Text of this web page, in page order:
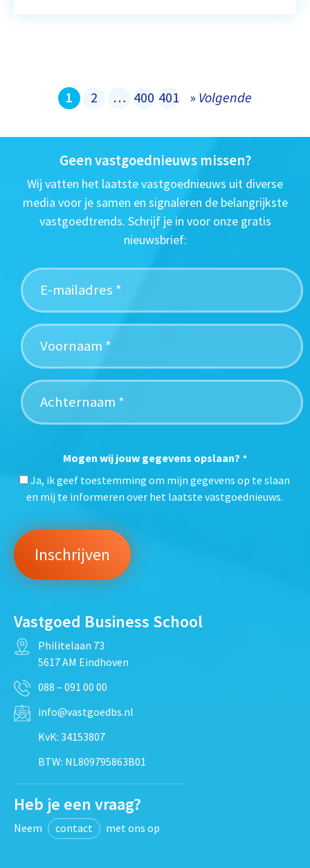
1 2 … 400 401 » Volgende
Geen vastgoednieuws missen?
Wij vatten het laatste vastgoednieuws uit diverse
media voor je samen en signaleren de belangrijkste
vastgoedtrends. Schrijf je in voor onze gratis
nieuwsbrief:
Mogen wij jouw gegevens opslaan? *
Ja, ik geef toestemming om mijn gegevens op te slaan
en mij te informeren over het laatste vastgoednieuws.
Vastgoed Business School
Philitelaan 73
5617 AM Eindhoven
088 – 091 00 00
info@vastgoedbs.nl
KvK: 34153807
BTW: NL809795863B01
Heb je een vraag?
Neem contact met ons op